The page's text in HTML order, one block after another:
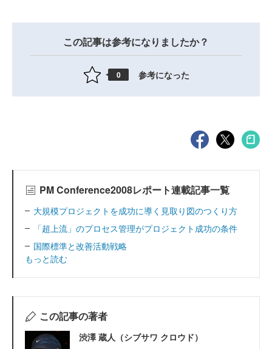
この記事は参考になりましたか？
0 参考になった
PM Conference2008レポート連載記事一覧
大規模プロジェクトを成功に導く見取り図のつくり方
「超上流」のプロセス管理がプロジェクト成功の条件
国際標準と改善活動戦略
もっと読む
この記事の著者
渋澤 蔵人（シブサワ クロウド）